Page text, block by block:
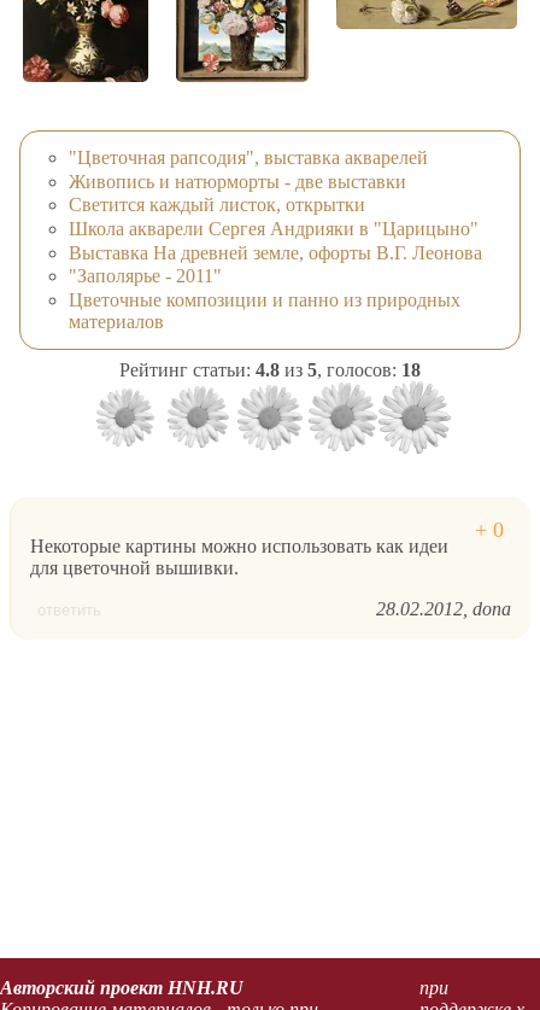
"Цветочная рапсодия", выставка акварелей
Живопись и натюрморты - две выставки
Светится каждый листок, открытки
Школа акварели Сергея Андрияки в "Царицыно"
Выставка На древней земле, офорты В.Г. Леонова
"Заполярье - 2011"
Цветочные композиции и панно из природных
материалов
Рейтинг статьи: 4.8 из 5, голосов: 18
Некоторые картины можно использовать как идеи
для цветочной вышивки.
ответить 28.02.2012 dona
Авторский проект HNH.RU
при